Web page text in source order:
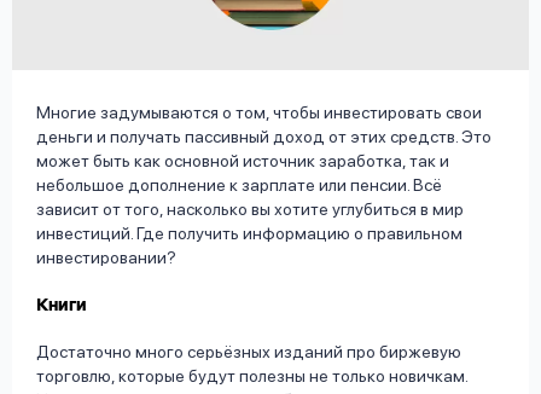
Многие задумываются о том, чтобы инвестировать свои
деньги и получать пассивный доход от этих средств. Это
может быть как основной источник заработка, так и
небольшое дополнение к зарплате или пенсии. Всё
зависит от того, насколько вы хотите углубиться в мир
инвестиций. Где получить информацию о правильном
инвестировании?
Книги
Достаточно много серьёзных изданий про биржевую
торговлю, которые будут полезны не только новичкам.
Оформить заявку
Войти под другим номером
Ответы
на
вопросы